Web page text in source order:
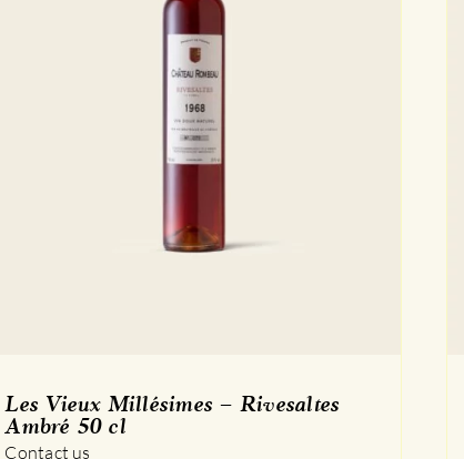
Les Vieux Millésimes – Rivesaltes
Ambré 50 cl
Contact us